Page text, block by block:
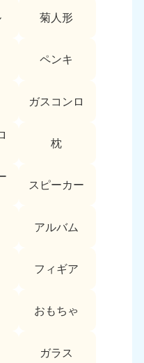
菊人形
ペンキ
ガスコンロ
枕
スピーカー
アルバム
フィギア
おもちゃ
ガラス
1881-5261
〜19:00 年中無休
山梨県
〜19:00 年中無休
三重県
050-1881-5254
〜19:00 年中無休